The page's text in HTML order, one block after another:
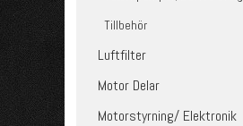
Tillbehör
Luftfilter
Motor Delar
Motorstyrning/ Elektronik